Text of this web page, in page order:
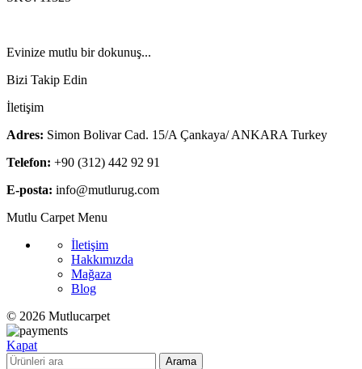
Evinize mutlu bir dokunuş...
Bizi Takip Edin
İletişim
Adres: Simon Bolivar Cad. 15/A Çankaya/ ANKARA Turkey
Telefon: +90 (312) 442 92 91
E-posta: info@mutlurug.com
Mutlu Carpet Menu
İletişim
Hakkımızda
Mağaza
Blog
© 2026 Mutlucarpet
Kapat
Arama